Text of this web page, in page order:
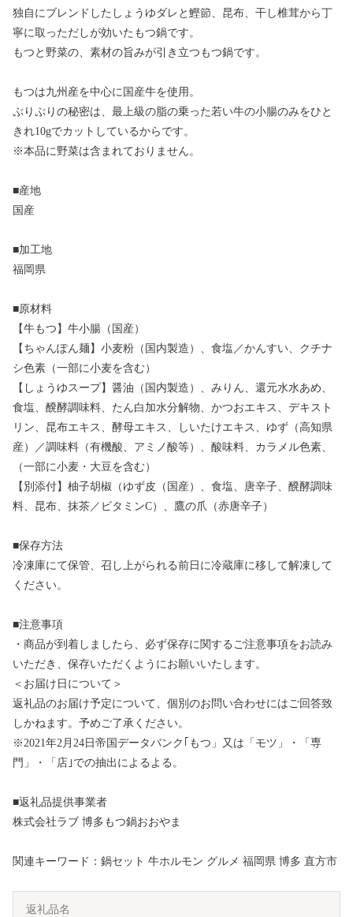
独自にブレンドしたしょうゆダレと鰹節、昆布、干し椎茸から丁
寧に取っただしが効いたもつ鍋です。
もつと野菜の、素材の旨みが引き立つもつ鍋です。
もつは九州産を中心に国産牛を使用。
ぷりぷりの秘密は、最上級の脂の乗った若い牛の小腸のみをひと
きれ10gでカットしているからです。
※本品に野菜は含まれておりません。
■産地
国産
■加工地
福岡県
■原材料
【牛もつ】牛小腸（国産）
【ちゃんぽん麺】小麦粉（国内製造）、食塩／かんすい、クチナ
シ色素（一部に小麦を含む）
【しょうゆスープ】醤油（国内製造）、みりん、還元水水あめ、
食塩、醗酵調味料、たん白加水分解物、かつおエキス、デキスト
リン、昆布エキス、酵母エキス、しいたけエキス、ゆず（高知県
産）／調味料（有機酸、アミノ酸等）、酸味料、カラメル色素、
（一部に小麦・大豆を含む）
【別添付】柚子胡椒（ゆず皮（国産）、食塩、唐辛子、醗酵調味
料、昆布、抹茶／ビタミンC）、鷹の爪（赤唐辛子）
■保存方法
冷凍庫にて保管、召し上がられる前日に冷蔵庫に移して解凍して
ください。
■注意事項
・商品が到着しましたら、必ず保存に関するご注意事項をお読み
いただき、保存いただくようにお願いいたします。
＜お届け日について＞
返礼品のお届け予定について、個別のお問い合わせにはご回答致
しかねます。予めご了承ください。
※2021年2月24日帝国データバンク｢もつ」又は「モツ」・「専
門」・「店｣での抽出によるよる。
■返礼品提供事業者
株式会社ラブ 博多もつ鍋おおやま
関連キーワード：鍋セット 牛ホルモン グルメ 福岡県 博多 直方市
返礼品名